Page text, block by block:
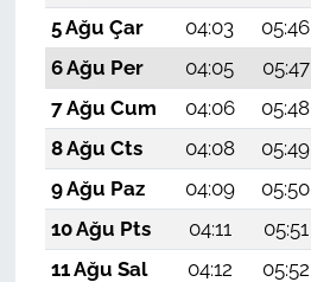
5 Ağu Çar
04:03 05:46
6 Ağu Per
04:05 05:47
7 Ağu Cum
04:06 05:48
8 Ağu Cts
04:08 05:49
9 Ağu Paz
04:09 05:50
10 Ağu Pts
04:11 05:51
11 Ağu Sal
04:12 05:52